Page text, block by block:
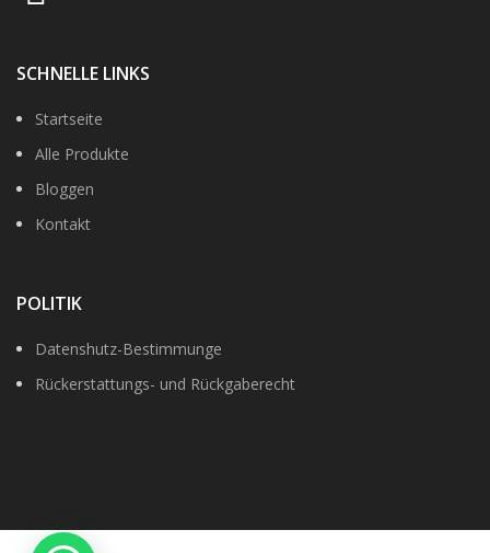
SCHNELLE LINKS
Startseite
Alle Produkte
Bloggen
Kontakt
POLITIK
Datenshutz-Bestimmunge
Rückerstattungs- und Rückgaberecht